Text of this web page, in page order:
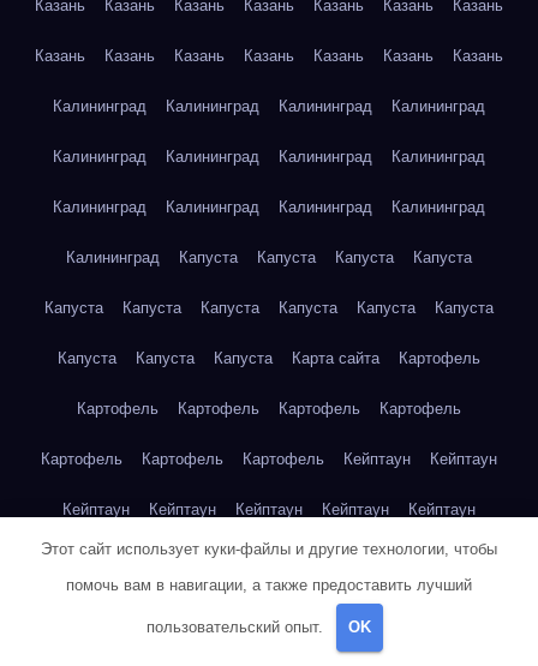
Казань Казань Казань Казань Казань Казань Казань
Казань Казань Казань Казань Казань Казань Казань
Калининград Калининград Калининград Калининград
Калининград Калининград Калининград Калининград
Калининград Калининград Калининград Калининград
Калининград Капуста Капуста Капуста Капуста
Капуста Капуста Капуста Капуста Капуста Капуста
Капуста Капуста Капуста Карта сайта Картофель
Картофель Картофель Картофель Картофель
Картофель Картофель Картофель Кейптаун Кейптаун
Кейптаун Кейптаун Кейптаун Кейптаун Кейптаун
Кейптаун Кейптаун Кейптаун Кейптаун Кейптаун
Кейптаун
Этот сайт использует куки-файлы и другие технологии, чтобы
помочь вам в навигации, а также предоставить лучший
пользовательский опыт. OK